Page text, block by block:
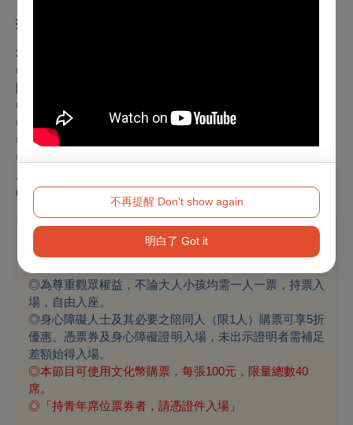
不再提醒 Don't show again
明白了 Got it
折扣方案
3/2(一)12:00全面啟售。
◎身心障礙人士及陪同者1名購票5折優待，入場時應出示身心
◎年滿65歲以上購票享5折（入場時請務必攜帶身份證)。
◎學生購票享5折（入場時請務必攜帶學生證)。
◎購滿4張以上享5折。
◎
(折扣優惠限擇一使用，恕不重複優惠)
溫馨提醒
◎為尊重觀眾權益，不論大人小孩均需一人一票，持票入
場，自由入座。
◎身心障礙人士及其必要之陪同人（限1人）購票可享5折
優惠。憑票券及身心障礙證明入場，未出示證明者需補足
差額始得入場。
◎本節目可使用文化幣購票，每張100元，限量總數40
席。
◎「持青年席位票券者，請憑證件入場」